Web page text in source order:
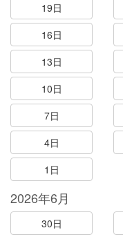
19日
16日
13日
10日
7日
4日
1日
2026年6月
30日